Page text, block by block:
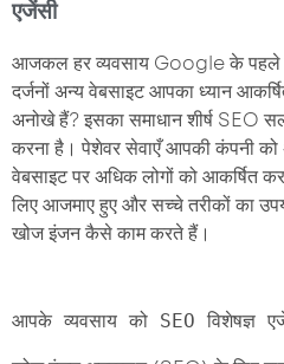
एजेंसी
आजकल हर व्यवसाय Google के पहले
दर्जनों अन्य वेबसाइट आपका ध्यान
अनोखे हैं? इसका समाधान शीर्ष SEO
करना है। पेशेवर सेवाएँ आपकी कंपनी
वेबसाइट पर अधिक लोगों को आकर्षित
लिए आजमाए हुए और सच्चे तरीकों का
खोज इंजन कैसे काम करते हैं।
आपके व्यवसाय को SEO विशेषज्ञ